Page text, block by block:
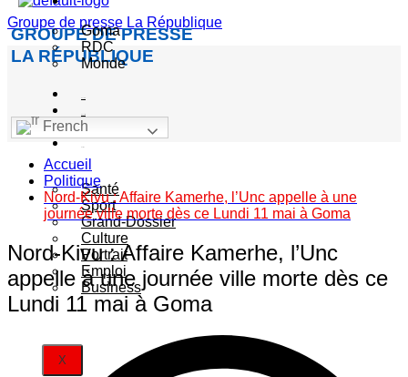
Groupe de presse La République
GROUPE DE PRESSE
LA RÉPUBLIQUE
Goma
RDC
Monde
Santé
Sport
Grand-Dossier
Culture
Portrait
Emploi
Business
X
French
Accueil
Politique
Nord-Kivu : Affaire Kamerhe, l’Unc appelle à une
journée ville morte dès ce Lundi 11 mai à Goma
Nord-Kivu : Affaire Kamerhe, l’Unc
appelle à une journée ville morte dès ce
Lundi 11 mai à Goma